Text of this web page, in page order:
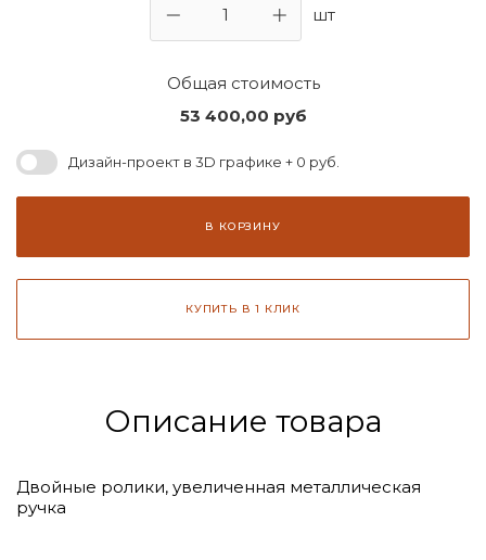
шт
Общая стоимость
53 400,00 руб
Дизайн-проект в 3D графике + 0 руб.
В КОРЗИНУ
КУПИТЬ В 1 КЛИК
Описание товара
Двойные ролики, увеличенная металлическая
ручка